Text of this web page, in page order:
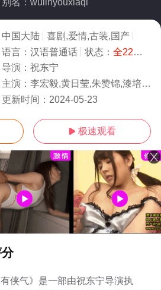
中国大陆 喜剧,爱情,古装,国产
语言： 汉语普通话 状态： 全22集
导演： 祝东宁
主演： 李宏毅,黄日莹,朱赞锦,漆培鑫,张欣颜,李星辰,王新乔,江鹏
更新时间： 2024-05-23
 极速观看
侠气》是一部由祝东宁导演执